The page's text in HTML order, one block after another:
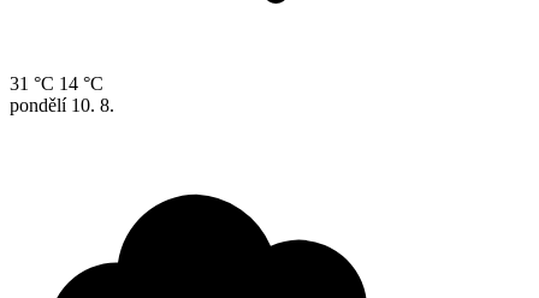
31 °C 14 °C
pondělí 10. 8.